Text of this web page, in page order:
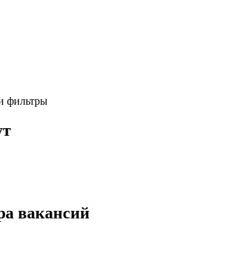
фильтры
вакансий